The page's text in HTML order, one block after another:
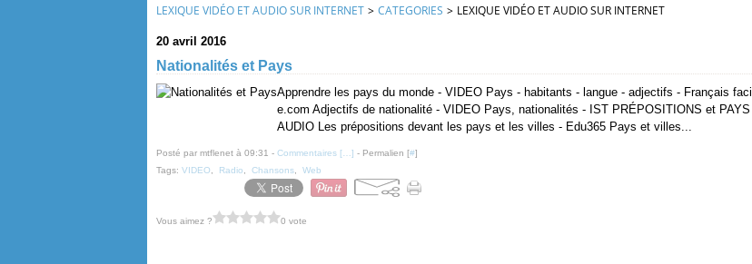
LEXIQUE VIDÉO ET AUDIO SUR INTERNET > CATEGORIES > LEXIQUE VIDÉO ET AUDIO SUR INTERNET
20 avril 2016
Nationalités et Pays
Apprendre les pays du monde - VIDEO Pays - habitants - langue - adjectifs - Français facil
e.com Adjectifs de nationalité - VIDEO Pays, nationalités - IST PRÉPOSITIONS et PAYS
AUDIO Les prépositions devant les pays et les villes - Edu365 Pays et villes...
Posté par mtflenet à 09:31 - Commentaires [ ] - Permalien [#]
Tags: VIDEO Radio Chansons Web
Vous aimez ? 0 vote